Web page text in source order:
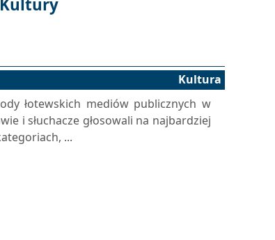
Kultura
łotewskich mediów publicznych w
i słuchacze głosowali na najbardziej
...